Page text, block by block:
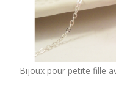
Bijoux pour petite fille